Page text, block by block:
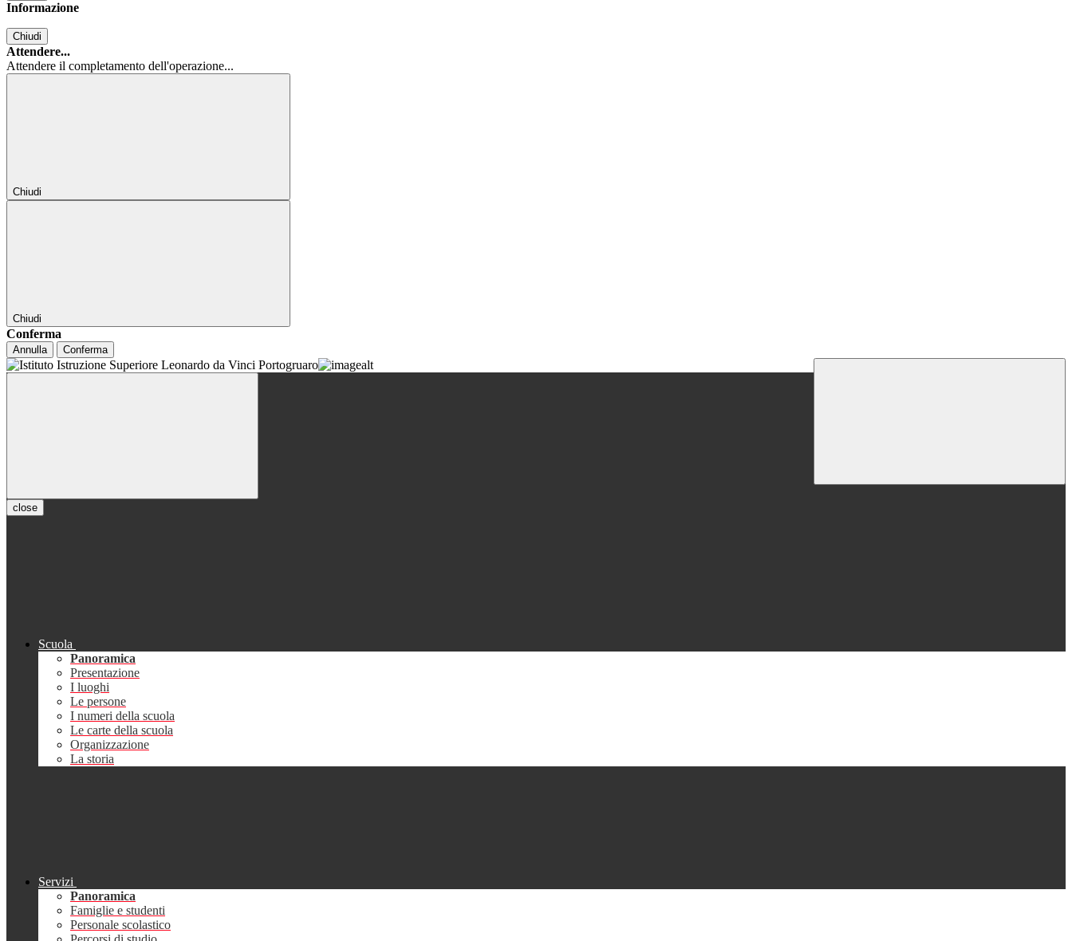
Informazione
Chiudi
Attendere...
Attendere il completamento dell'operazione...
Chiudi
Chiudi
Conferma
Annulla Conferma
close
Scuola
Panoramica
Presentazione
I luoghi
Le persone
I numeri della scuola
Le carte della scuola
Organizzazione
La storia
Servizi
Panoramica
Famiglie e studenti
Personale scolastico